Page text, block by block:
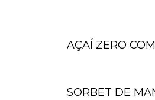
AÇAÍ ZERO
SORBET DE